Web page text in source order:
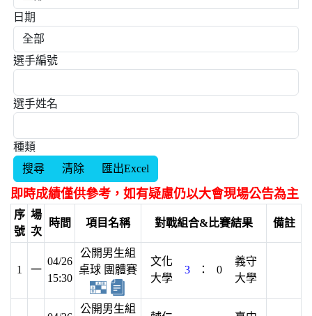
日期
選手編號
選手姓名
種類
即時成績僅供參考，如有疑慮仍以大會現場公告為主
序
號
場
次
時間 項目名稱 對戰組合&比賽結果 備註
1 一
04/26
15:30
公開男生組
桌球 團體賽
文化
大學
3 ： 0
義守
大學
公開男生組